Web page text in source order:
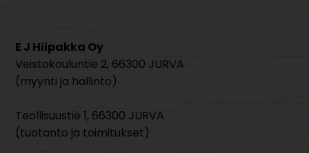
E J Hiipakka Oy
Veistokouluntie 2, 66300 JURVA
(myynti ja hallinto)
Teollisuustie 1, 66300 JURVA
(tuotanto ja toimitukset)